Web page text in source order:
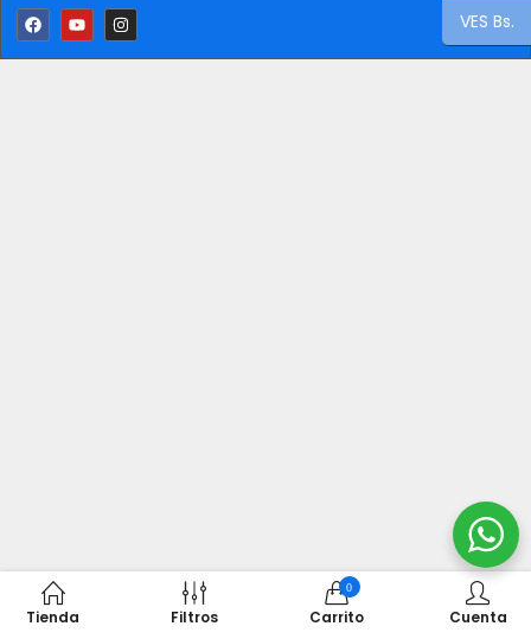
Tienda Filtros
0
Carrito Cuenta
VES Bs.